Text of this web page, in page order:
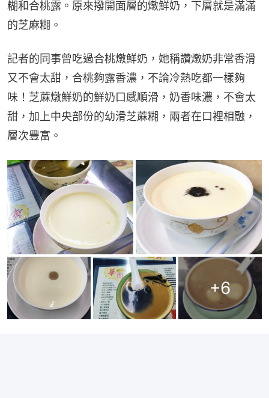
糊和合桃露。原來撥開面層的燉鮮奶，下層就是滿滿
的芝麻糊。
記者的同事曾吃過合桃燉鮮奶，她稱讚燉奶非常香滑
又不會太甜，合桃夠露香濃，不論冷熱吃都一樣夠
味！芝蔴燉鮮奶的鮮奶口感順滑，奶香味濃，不會太
甜，加上中央部份的幼滑芝蔴糊，兩者在口裡相融，
層次豐富。
+6